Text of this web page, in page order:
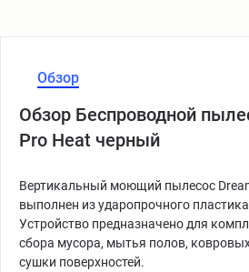
Обзор
Обзор Беспроводной
Pro Heat черный
Вертикальный моющий пылесос
выполнен из ударопрочного
Устройство предназначено для
сбора мусора, мытья полов,
сушки поверхностей.